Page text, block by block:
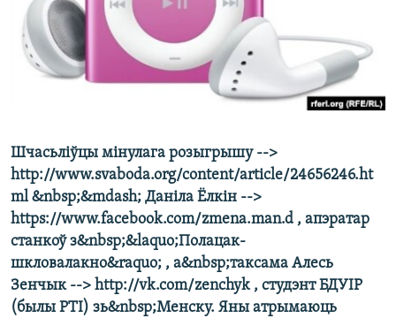
КУЛЬТУРА
КАЛЯНДАР
МОВА
НА ХВАЛЯХ СВАБОДЫ
Шчасьліўцы мінулага розыгрышу -->
http://www.svaboda.org/content/article/24656246.ht
ml &nbsp;&mdash; Даніла Ёлкін -->
https://www.facebook.com/zmena.man.d , апэратар
станкоў з&nbsp;&laquo;Полацак-
шкловалакно&raquo; , а&nbsp;таксама Алесь
Зенчык --> http://vk.com/zenchyk , студэнт БДУІР
(былы РТІ) зь&nbsp;Менску. Яны атрымаюць